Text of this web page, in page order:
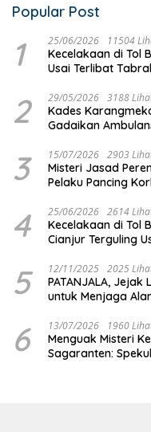
Popular Post
1 25/06/2026 11504
Kecelakaan di Tol
Usai Terlibat
2 29/05/2026 3188
Kades
Gadaikan
3 15/07/2026 2903
Misteri Jasad
Pelaku Pancing
4 25/06/2026 2614
Kecelakaan di Tol
Cianjur Terguling
5 12/11/2025 2025
PATANJALA,
untuk Menjaga
6 13/07/2026 1960
Menguak Misteri
Sagaranten: